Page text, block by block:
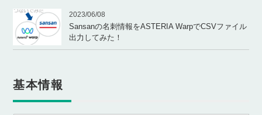
2023/06/08
Sansanの名刺情報をASTERIA WarpでCSVファイル
出力してみた！
基本情報